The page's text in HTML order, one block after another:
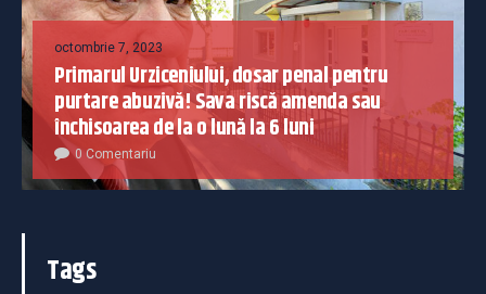
octombrie 7, 2023
Primarul Urziceniului, dosar penal pentru
purtare abuzivă! Sava riscă amenda sau
închisoarea de la o lună la 6 luni
0 Comentariu
Tags